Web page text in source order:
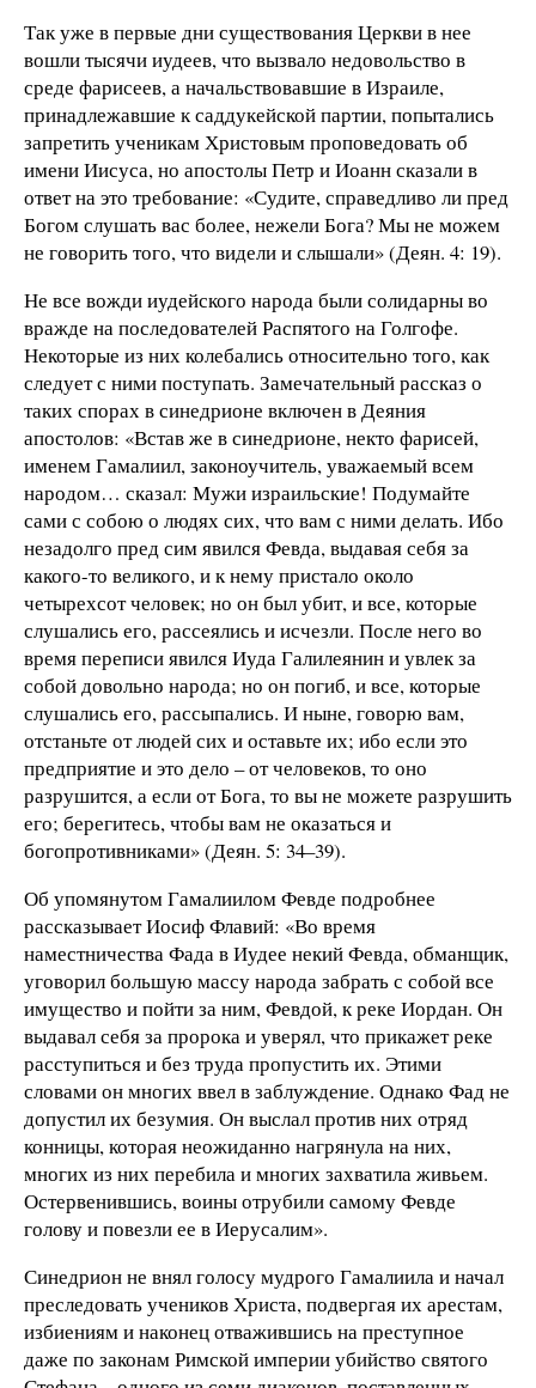
Так уже в первые дни существования Церкви в нее
вошли тысячи иудеев, что вызвало недовольство в
среде фарисеев, а начальствовавшие в Израиле,
принадлежавшие к саддукейской партии, попытались
запретить ученикам Христовым проповедовать об
имени Иисуса, но апостолы Петр и Иоанн сказали в
ответ на это требование: «Судите, справедливо ли пред
Богом слушать вас более, нежели Бога? Мы не можем
не говорить того, что видели и слышали» (Деян. 4: 19).
Не все вожди иудейского народа были солидарны во
вражде на последователей Распятого на Голгофе.
Некоторые из них колебались относительно того, как
следует с ними поступать. Замечательный рассказ о
таких спорах в синедрионе включен в Деяния
апостолов: «Встав же в синедрионе, некто фарисей,
именем Гамалиил, законоучитель, уважаемый всем
народом… сказал: Мужи израильские! Подумайте
сами с собою о людях сих, что вам с ними делать. Ибо
незадолго пред сим явился Февда, выдавая себя за
какого-то великого, и к нему пристало около
четырехсот человек; но он был убит, и все, которые
слушались его, рассеялись и исчезли. После него во
время переписи явился Иуда Галилеянин и увлек за
собой довольно народа; но он погиб, и все, которые
слушались его, рассыпались. И ныне, говорю вам,
отстаньте от людей сих и оставьте их; ибо если это
предприятие и это дело – от человеков, то оно
разрушится, а если от Бога, то вы не можете разрушить
его; берегитесь, чтобы вам не оказаться и
богопротивниками» (Деян. 5: 34–39).
Об упомянутом Гамалиилом Февде подробнее
рассказывает Иосиф Флавий: «Во время
наместничества Фада в Иудее некий Февда, обманщик,
уговорил большую массу народа забрать с собой все
имущество и пойти за ним, Февдой, к реке Иордан. Он
выдавал себя за пророка и уверял, что прикажет реке
расступиться и без труда пропустить их. Этими
словами он многих ввел в заблуждение. Однако Фад не
допустил их безумия. Он выслал против них отряд
конницы, которая неожиданно нагрянула на них,
многих из них перебила и многих захватила живьем.
Остервенившись, воины отрубили самому Февде
голову и повезли ее в Иерусалим».
Синедрион не внял голосу мудрого Гамалиила и начал
преследовать учеников Христа, подвергая их арестам,
избиениям и наконец отважившись на преступное
даже по законам Римской империи убийство святого